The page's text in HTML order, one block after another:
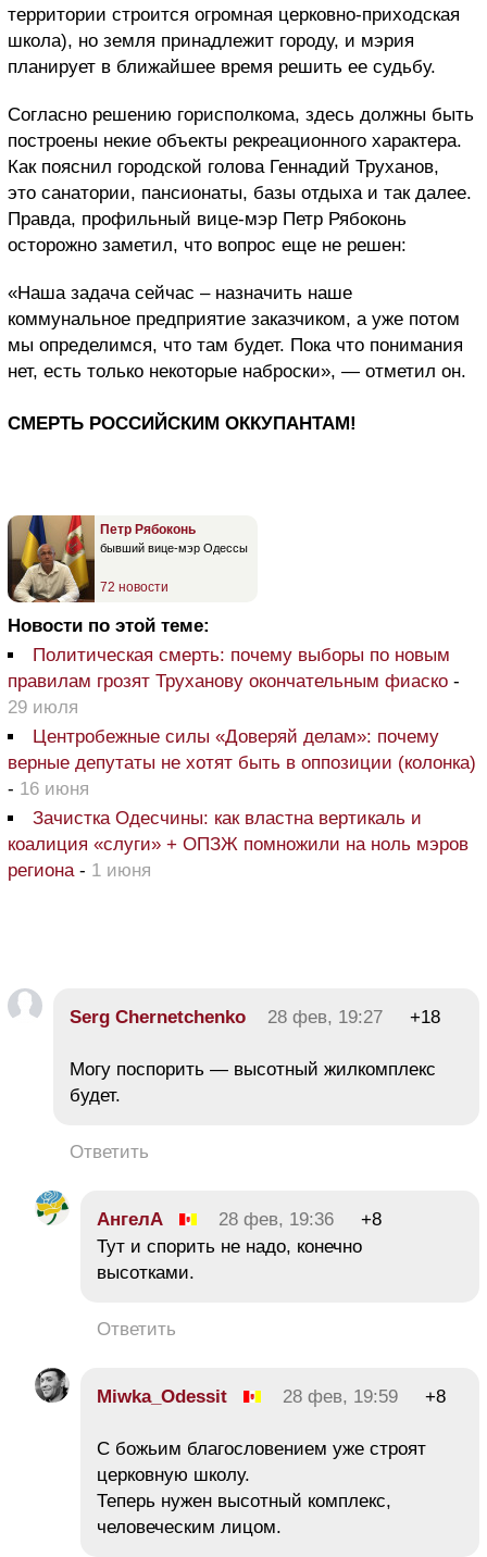
территории строится огромная церковно-приходская
школа), но земля принадлежит городу, и мэрия
планирует в ближайшее время решить ее судьбу.
Согласно решению горисполкома, здесь должны быть
построены некие объекты рекреационного характера.
Как пояснил городской голова Геннадий Труханов,
это санатории, пансионаты, базы отдыха и так далее.
Правда, профильный вице-мэр Петр Рябоконь
осторожно заметил, что вопрос еще не решен:
«Наша задача сейчас – назначить наше
коммунальное предприятие заказчиком, а уже потом
мы определимся, что там будет. Пока что понимания
нет, есть только некоторые наброски», — отметил он.
СМЕРТЬ РОССИЙСКИМ ОККУПАНТАМ!
Петр Рябоконь
бывший вице-мэр Одессы
72 новости
Новости по этой теме:
Политическая смерть: почему выборы по новым
правилам грозят Труханову окончательным фиаско -
29 июля
Центробежные силы «Доверяй делам»: почему
верные депутаты не хотят быть в оппозиции (колонка)
- 16 июня
Зачистка Одесчины: как властна вертикаль и
коалиция «слуги» + ОПЗЖ помножили на ноль мэров
региона - 1 июня
Serg Chernetchenko 28 фев, 19:27 +18
Могу поспорить — высотный жилкомплекс
будет.
Ответить
АнгелА 28 фев, 19:36
+8
Тут и спорить не надо, конечно
высотками.
Ответить
Miwka_Odessit 28 фев, 19:59 +8
С божьим благословением уже строят
церковную школу.
Теперь нужен высотный комплекс,
человеческим лицом.